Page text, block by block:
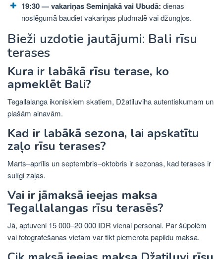
19:30 — vakariņas Seminjakā vai Ubudā: dienas
noslēgumā baudiet vakariņas pludmalē vai džungļos.
Bieži uzdotie jautājumi: Bali rīsu
terases
Kura ir labākā rīsu terase, ko
apmeklēt Bali?
Tegallalanga ikoniskiem skatiem, Džatiluviha autentiskumam un
plašām ainavām.
Kad ir labākā sezona, lai apskatītu
zaļo rīsu terases?
Marts–aprīlis un septembris–oktobris ir sezonas, kad terases ir
sulīgi zaļas.
Vai ir jāmaksā ieejas maksa
Tegallalangas rīsu terasēs?
Jā, aptuveni 15 000–20 000 IDR vienai personai. Par šūpolēm
vai fotografēšanas vietām var tikt piemērota papildu maksa.